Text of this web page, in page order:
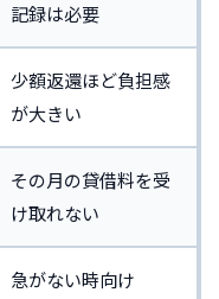
記録は必要
少額返還ほど負担感
が大きい
その月の貸借料を受
け取れない
急がない時向け